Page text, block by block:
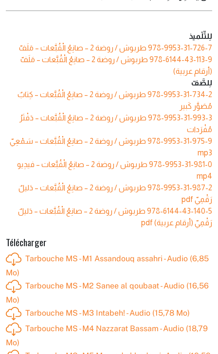
لِلتِّلْميذ
978-9953-31-726-7 طربوش / روضة 2 – صانِعُ‭ ‬الْقُبَّعات – مَلَفّ
978-6144-43-113-9
طربوش / روضة 2 – صانِعُ‭ ‬الْقُبَّعات – مَلَفّ
(أرقام عربية)
لِلصَّفّ
978-9953-31-734-2
طربوش / روضة 2 – صانِعُ‭ ‬الْقُبَّعات – كِتابٌ
مُصَوَّر كَبير
978-9953-31-993-3
طربوش / روضة 2 – صانِعُ‭ ‬الْقُبَّعات – دَفْتَرُ
مُفْرَدات
978-9953-31-975-9
طربوش / روضة 2 – صانِعُ‭ ‬الْقُبَّعات – سَمْعِيّ
mp3
978-9953-31-981-0
طربوش / روضة 2 – صانِعُ‭ ‬الْقُبَّعات – فيدِيو
mp4
978-9953-31-987-2
طربوش / روضة 2 – صانِعُ‭ ‬الْقُبَّعات – دَليلٌ
رَقْمِيّ pdf
978-6144-43-140-5
طربوش / روضة 2 – صانِعُ‭ ‬الْقُبَّعات – دَليلٌ
رَقْمِيّ (أرقام عربية) pdf
Télécharger
Tarbouche MS - M1 Assandouq assahri - Audio (6,85
Mo)
Tarbouche MS - M2 Sanee al qoubaat - Audio (16,56
Mo)
Tarbouche MS - M3 Intabeh! - Audio (15,78 Mo)
Tarbouche MS - M4 Nazzarat Bassam - Audio (18,79
Mo)